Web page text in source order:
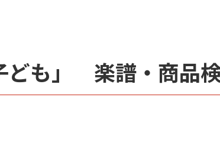
ども」 楽譜・商品